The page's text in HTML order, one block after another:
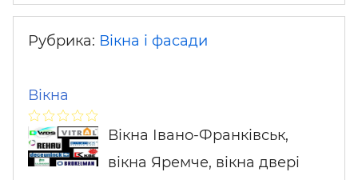
Рубрика: Вікна і фасади
Вікна
Вікна Івано-Франківськ,
вікна Яремче, вікна двері